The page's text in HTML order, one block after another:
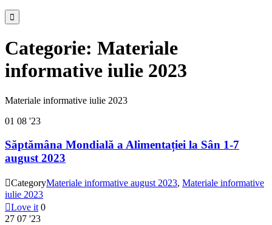

Categorie: Materiale
informative iulie 2023
Materiale informative iulie 2023
01 08 '23
Săptămâna Mondială a Alimentației la Sân 1-7
august 2023
CategoryMateriale informative august 2023, Materiale informative
iulie 2023
Love it 0
27 07 '23